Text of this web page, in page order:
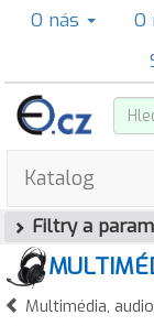
O nás O
Katalog
Filtry a
Multimédia, audio